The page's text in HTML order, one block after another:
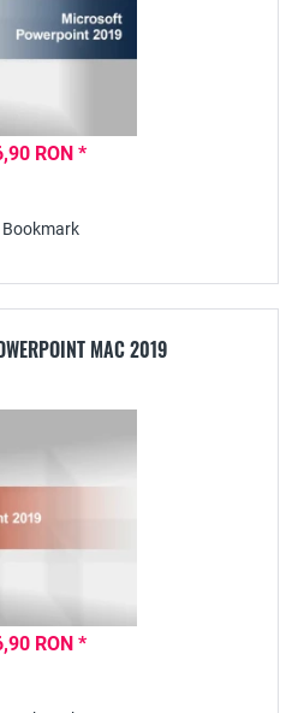
RON *
Bookmark
MAC 2019
RON *